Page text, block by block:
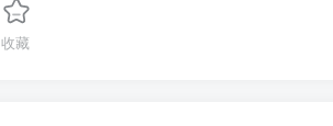
收藏